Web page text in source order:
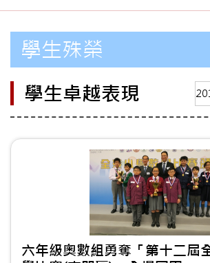
學生殊榮
學生卓越表現
六年級奧數組勇奪「第十二屆